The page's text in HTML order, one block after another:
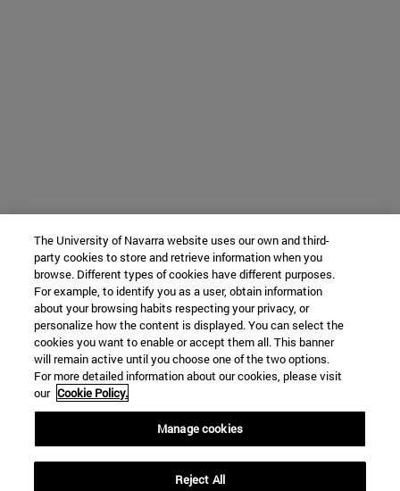
The University of Navarra website uses our own and third-
party cookies to store and retrieve information when you
browse. Different types of cookies have different purposes.
For example, to identify you as a user, obtain information
about your browsing habits respecting your privacy, or
personalize how the content is displayed. You can select the
cookies you want to enable or accept them all. This banner
will remain active until you choose one of the two options.
For more detailed information about our cookies, please visit
our Cookie Policy.
Manage cookies
Reject All